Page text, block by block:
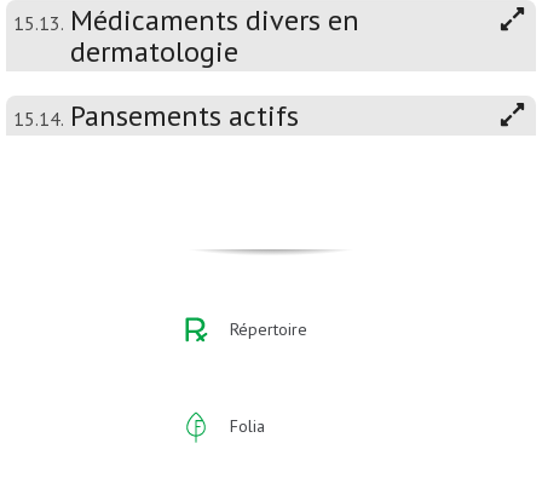
15.13. Médicaments divers en
dermatologie
15.14. Pansements actifs
Répertoire
Folia